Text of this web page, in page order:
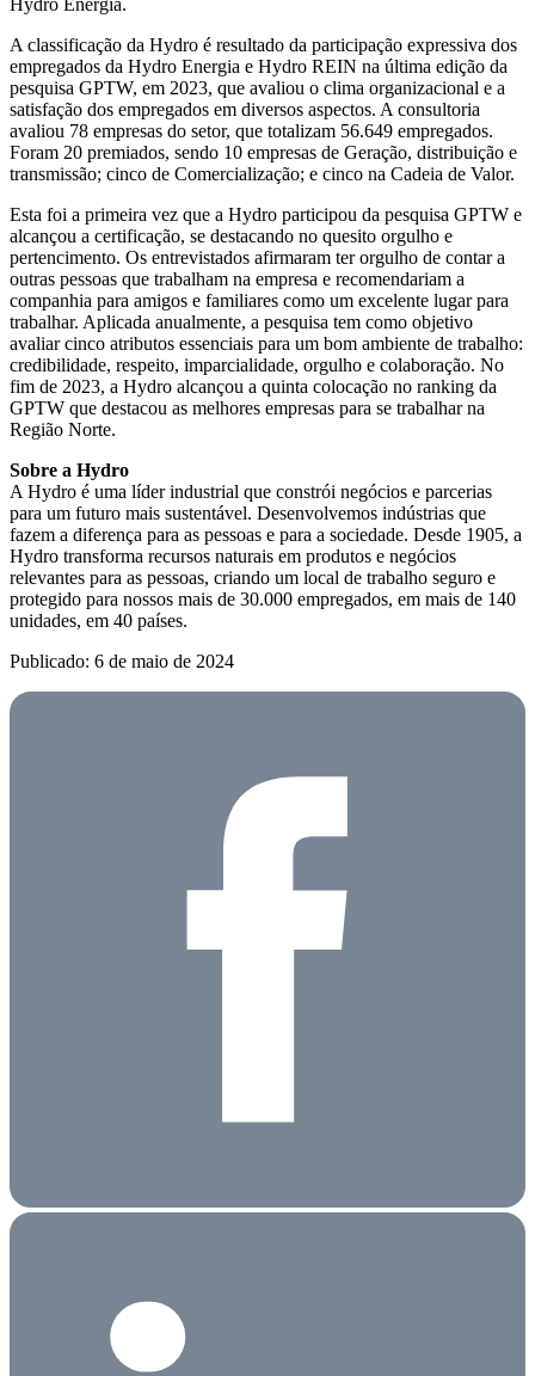
A classificação da Hydro é resultado da participação expressiva dos
empregados da Hydro Energia e Hydro REIN na última edição da
pesquisa GPTW, em 2023, que avaliou o clima organizacional e a
satisfação dos empregados em diversos aspectos. A consultoria
avaliou 78 empresas do setor, que totalizam 56.649 empregados.
Foram 20 premiados, sendo 10 empresas de Geração, distribuição e
transmissão; cinco de Comercialização; e cinco na Cadeia de Valor.
Esta foi a primeira vez que a Hydro participou da pesquisa GPTW e
alcançou a certificação, se destacando no quesito orgulho e
pertencimento. Os entrevistados afirmaram ter orgulho de contar a
outras pessoas que trabalham na empresa e recomendariam a
companhia para amigos e familiares como um excelente lugar para
trabalhar. Aplicada anualmente, a pesquisa tem como objetivo
avaliar cinco atributos essenciais para um bom ambiente de trabalho:
credibilidade, respeito, imparcialidade, orgulho e colaboração. No
fim de 2023, a Hydro alcançou a quinta colocação no ranking da
GPTW que destacou as melhores empresas para se trabalhar na
Região Norte.
Sobre a Hydro
A Hydro é uma líder industrial que constrói negócios e parcerias
para um futuro mais sustentável. Desenvolvemos indústrias que
fazem a diferença para as pessoas e para a sociedade. Desde 1905, a
Hydro transforma recursos naturais em produtos e negócios
relevantes para as pessoas, criando um local de trabalho seguro e
protegido para nossos mais de 30.000 empregados, em mais de 140
unidades, em 40 países.
Publicado: 6 de maio de 2024